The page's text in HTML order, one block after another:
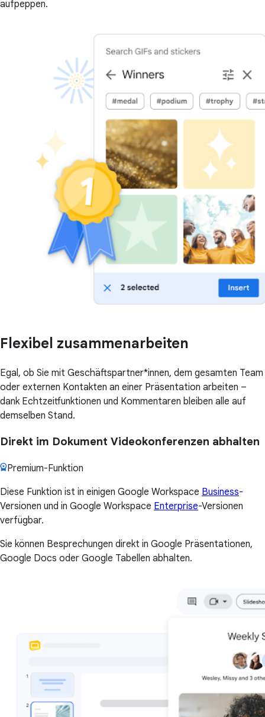
aufpeppen.
Flexibel zusammenarbeiten
Egal, ob Sie mit Geschäftspartner*innen, dem gesamten Team
oder externen Kontakten an einer Präsentation arbeiten –
dank Echtzeitfunktionen und Kommentaren bleiben alle auf
demselben Stand.
Direkt im Dokument Videokonferenzen abhalten
Premium-Funktion
Diese Funktion ist in einigen Google Workspace Business-
Versionen und in Google Workspace Enterprise-Versionen
verfügbar.
Sie können Besprechungen direkt in Google Präsentationen,
Google Docs oder Google Tabellen abhalten.